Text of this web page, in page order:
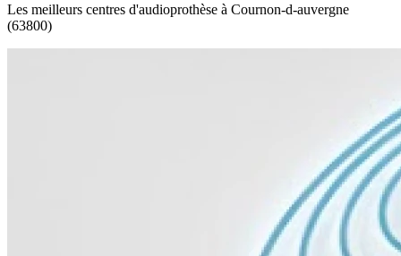
Les meilleurs centres d'audioprothèse à Cournon-d-auvergne
(63800)